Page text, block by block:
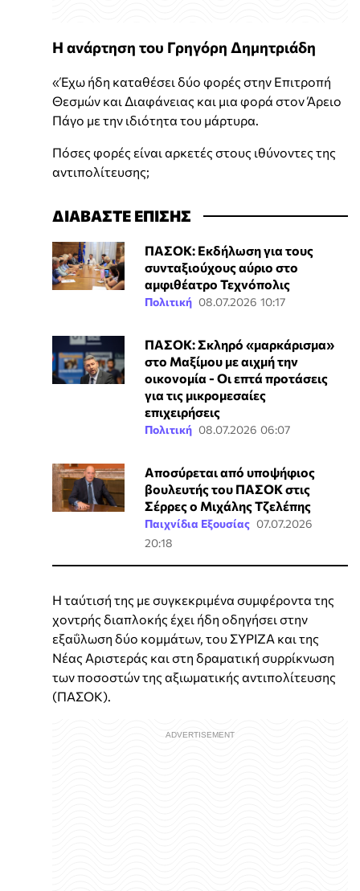
Η ανάρτηση του Γρηγόρη Δημητριάδη
«Έχω ήδη καταθέσει δύο φορές στην Επιτροπή
Θεσμών και Διαφάνειας και μια φορά στον Άρειο
Πάγο με την ιδιότητα του μάρτυρα.
Πόσες φορές είναι αρκετές στους ιθύνοντες της
αντιπολίτευσης;
ΔΙΑΒΑΣΤΕ ΕΠΙΣΗΣ
ΠΑΣΟΚ: Εκδήλωση για τους
συνταξιούχους αύριο στο
αμφιθέατρο Τεχνόπολις
Πολιτική 08.07.2026 10:17
ΠΑΣΟΚ: Σκληρό «μαρκάρισμα»
στο Μαξίμου με αιχμή την
οικονομία - Οι επτά προτάσεις
για τις μικρομεσαίες
επιχειρήσεις
Πολιτική 08.07.2026 06:07
Αποσύρεται από υποψήφιος
βουλευτής του ΠΑΣΟΚ στις
Σέρρες ο Μιχάλης Τζελέπης
Παιχνίδια Εξουσίας 07.07.2026
20:18
Η ταύτισή της με συγκεκριμένα συμφέροντα της
χοντρής διαπλοκής έχει ήδη οδηγήσει στην
εξαΰλωση δύο κομμάτων, του ΣΥΡΙΖΑ και της
Νέας Αριστεράς και στη δραματική συρρίκνωση
των ποσοστών της αξιωματικής αντιπολίτευσης
(ΠΑΣΟΚ).